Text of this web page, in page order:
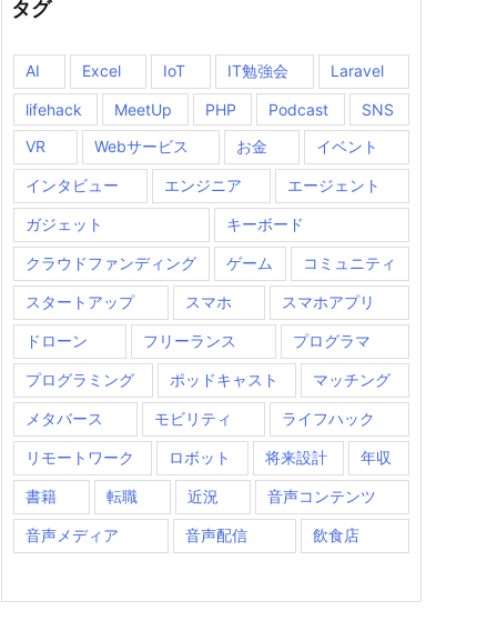
タグ
AI Excel IoT IT勉強会 Laravel
lifehack MeetUp PHP Podcast
SNS
VR
Webサービス お金 イベント
インタビュー エンジニア エージェント
ガジェット キーボード
クラウドファンディング ゲーム コミュニティ
スタートアップ スマホ スマホアプリ
ドローン フリーランス プログラマ
プログラミング ポッドキャスト マッチング
メタバース モビリティ ライフハック
リモートワーク ロボット 将来設計 年収
書籍 転職 近況 音声コンテンツ
音声メディア 音声配信 飲食店